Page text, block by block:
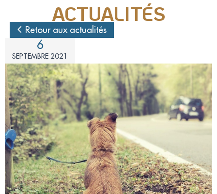
Mécénat d'entreprise
Enquêteur
Familles d'accueil
Délégué(é) en communication
Bénévoles dans nos refuges
Matériel militant
Salarié(e) / Stagiaire
ACTUALITÉS
Retour aux actualités
6
SEPTEMBRE 2021